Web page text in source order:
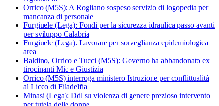
Orrico (M5S): A Rogliano sospeso servizio di logopedia per
mancanza di personale
Furgiuele (Lega): Fondi per la sicurezza idraulica passo avanti
per sviluppo Calabria
Furgiuele (Lega): Lavorare per sorveglianza epidemiologica
area
Baldino, Orrico e Tucci (M5S): Governo ha abbandonato ex
tirocinanti Mic e Giustizia
Orrico (M5S) interroga ministero Istruzione per conflittualità
al Liceo di Filadelfia
Minasi (Lega): Ddl su violenza di genere prezioso intervento
per tutela delle donne